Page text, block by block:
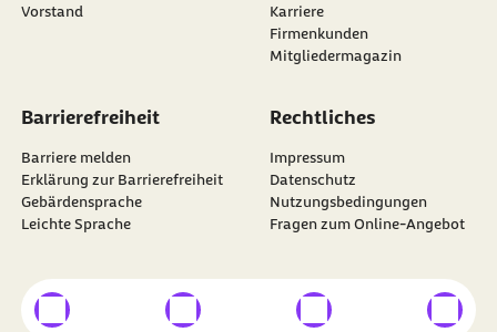
Vorstand
Karriere
Firmenkunden
Mitgliedermagazin
Barrierefreiheit
Barriere melden
Erklärung zur Barrierefreiheit
Gebärdensprache
Leichte Sprache
Rechtliches
Impressum
Datenschutz
Nutzungsbedingungen
Fragen zum Online-Angebot
Besuchen Sie dieBARMER auf
externer Link externer Link externer Link